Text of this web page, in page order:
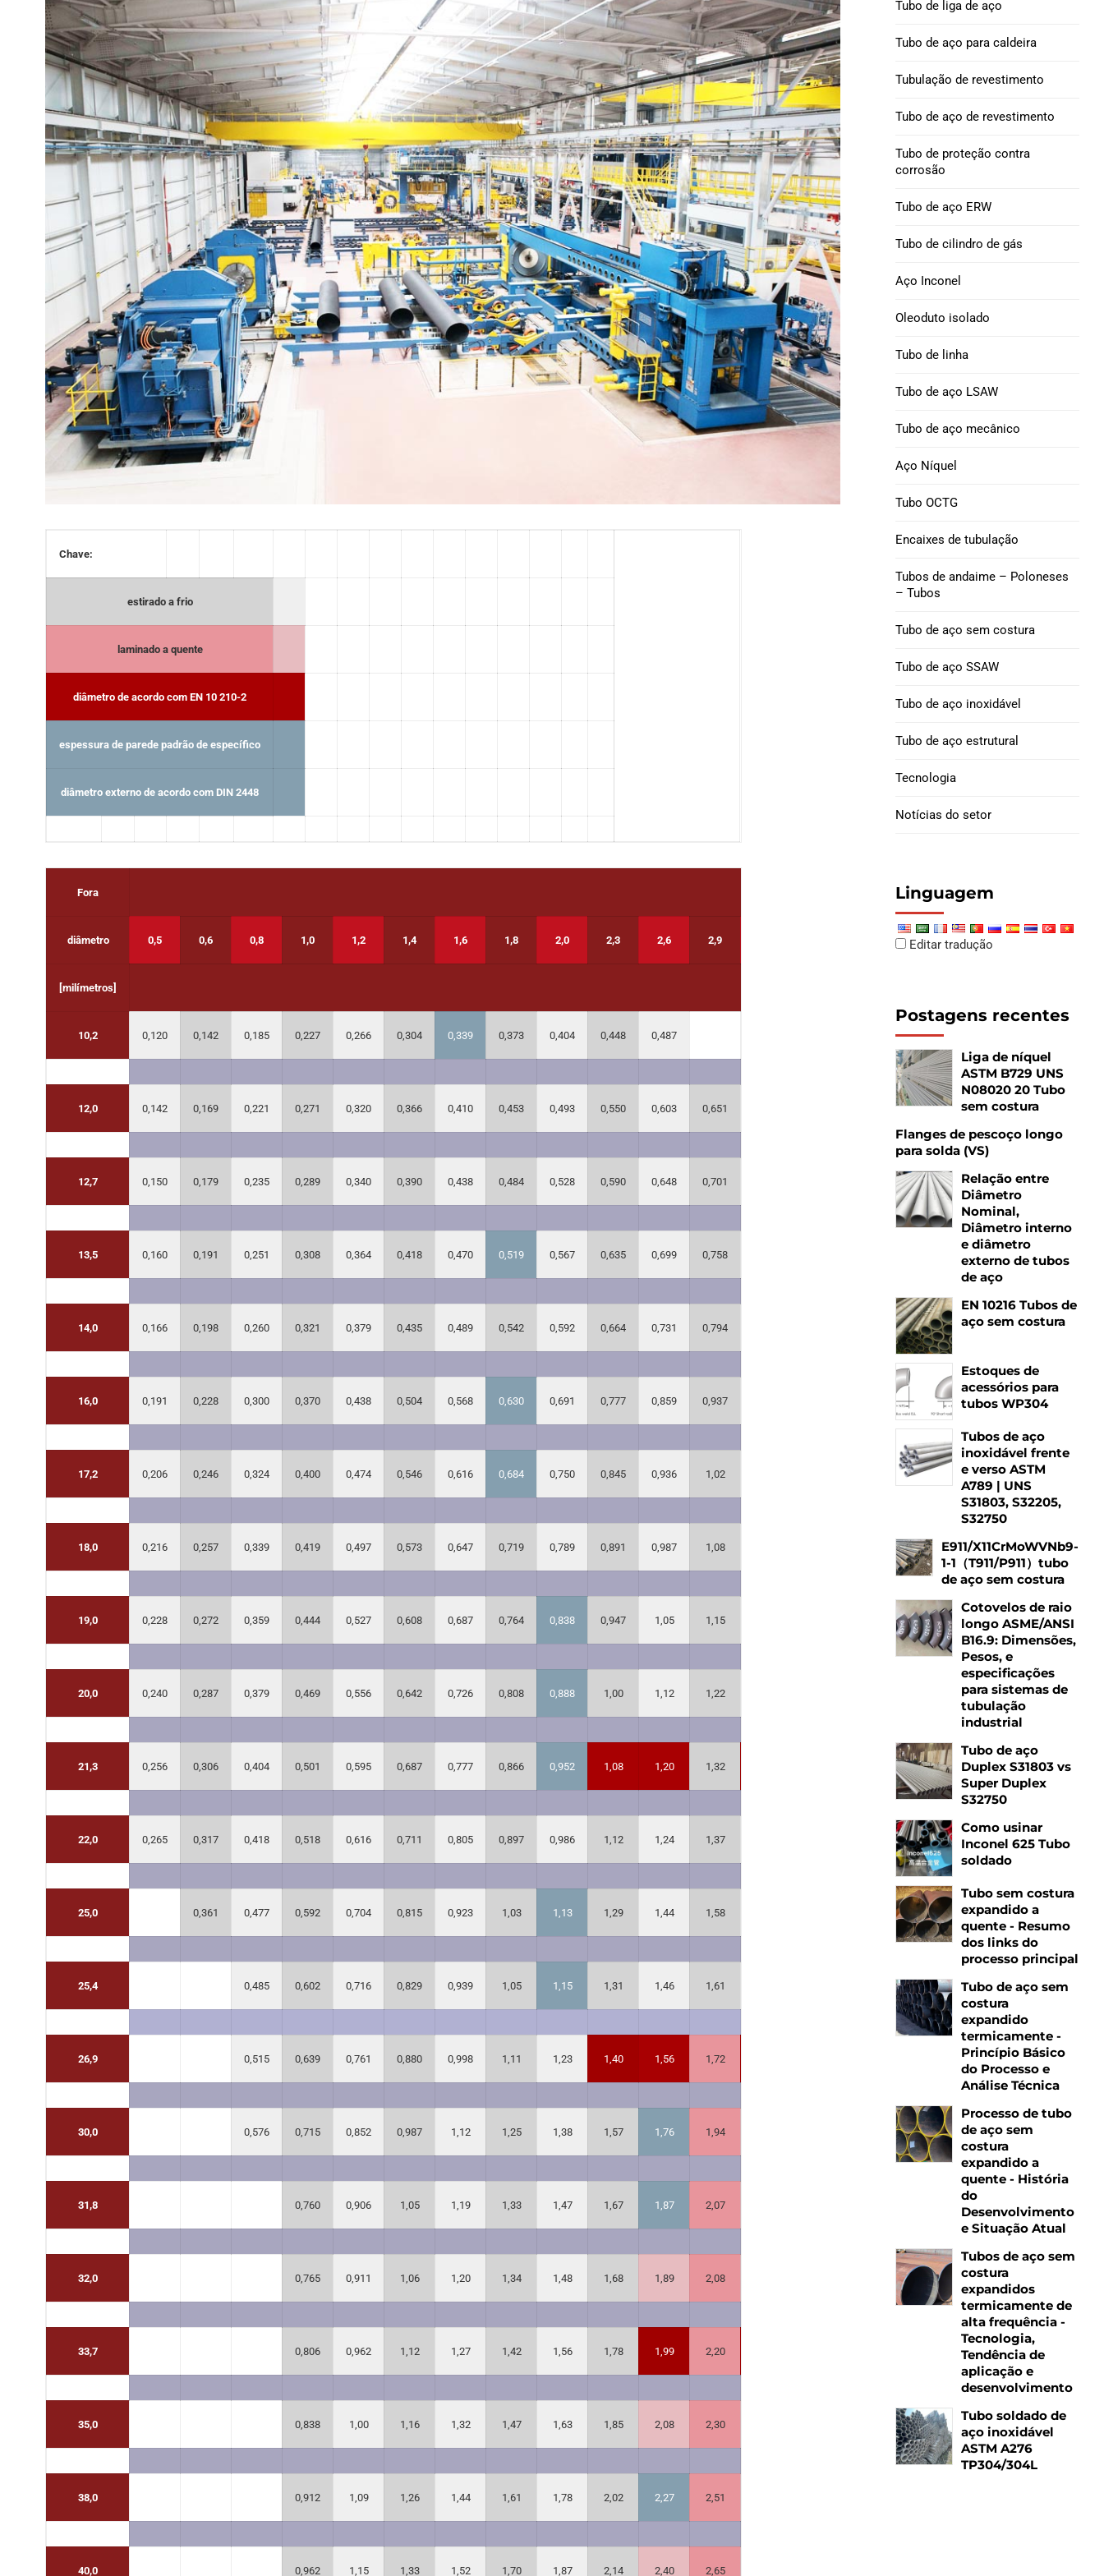
sem costura
Tubos de aço mecânicos
Tubos de cilindro de alta
pressão
Tubo sem costura para
cilindro de gás
Tubo de aço LSAW
Tubo de aço SAWL
Tubos de aço LSAW
Tubo de aço SAWH
Tubo de aço SSAW
Tubo DSAW
Tubo soldado em espiral
Tubo de aço A53 LSAW
Tubo de aço A252
EN 10219 Tubo soldado
2LPE / 2Tubo revestido
de LPP
Tubo de aço
galvanizado
Tubos de revestimento
interno epóxi
Tubo e conexão
revestidos de PTFE
Tubo de aço ASTM A519
Tubo de aço ASTM A213
Tubo de aço de liga
ASTM A369
Tubo de aço de liga
ASTM A250
Tubo de aço de liga
ASTM A556
Tubo de caldeira de aço
A209
Níquel 690 Tubos de
liga de aço
Liga INCONEL 718 tubo
de aço
Liga de níquel 825 Tubo
de aço
Níquel 800, 800H,
800Tubo de liga HT
Tubo de aço da liga HX
Liga de níquel 52 Tubo
de aço
Níquel 200 Tubo de aço
Níquel 201 Tubo de aço
Tubo de perfuração e
Escorregadio & Espiral
Tubo de revestimento
TUBULAÇÃO
Tubulação de
Tubo de revestimento
revestimento P110
Tubo de revestimento
Tubulação de
revestimento C90
Tubulação de
revestimento de
tubulação
Juntas de filhote de
Tubo mecânico sem costura ASTM A519
Excêntrico
Curvatura de tubo : aço carbono, liga
de aço e aço inoxidável
Chave:
estirado a frio
laminado a quente
diâmetro de acordo com EN 10 210-2
espessura de parede padrão de específico
diâmetro externo de acordo com DIN 2448
Fora Espessura da parede [milímetros]
diâmetro 0,5 0,6 0,8 1,0 1,2 1,4 1,6 1,8 2,0 2,3 2,6 2,9 4,5 5,0
[milímetros]
10,2 0,120 0,142 0,185 0,227 0,266 0,304 0,339 0,373 0,404 0,448 0,487
12,0 0,142 0,169 0,221 0,271 0,320 0,366 0,410 0,453 0,493 0,550 0,603 0,651
12,7 0,150 0,179 0,235 0,289 0,340 0,390 0,438 0,484 0,528 0,590 0,648 0,701
13,5 0,160 0,191 0,251 0,308 0,364 0,418 0,470 0,519 0,567 0,635 0,699 0,758
14,0 0,166 0,198 0,260 0,321 0,379 0,435 0,489 0,542 0,592 0,664 0,731 0,794
16,0 0,191 0,228 0,300 0,370 0,438 0,504 0,568 0,630 0,691 0,777 0,859 0,937
17,2 0,206 0,246 0,324 0,400 0,474 0,546 0,616 0,684 0,750 0,845 0,936 1,02 1,41
18,0 0,216 0,257 0,339 0,419 0,497 0,573 0,647 0,719 0,789 0,891 0,987 1,08 1,50
19,0 0,228 0,272 0,359 0,444 0,527 0,608 0,687 0,764 0,838 0,947 1,05 1,15 1,61 1,73
20,0 0,240 0,287 0,379 0,469 0,556 0,642 0,726 0,808 0,888 1,00 1,12 1,22 1,85
21,3 0,256 0,306 0,404 0,501 0,595 0,687 0,777 0,866 0,952 1,08 1,20 1,32 1,86 2,01 2,12
22,0 0,265 0,317 0,418 0,518 0,616 0,711 0,805 0,897 0,986 1,12 1,24 1,37 1,94 2,10 2,21
25,0 0,361 0,477 0,592 0,704 0,815 0,923 1,03 1,13 1,29 1,44 1,58 2,28 2,47 2,61 2,68
25,4 0,485 0,602 0,716 0,829 0,939 1,05 1,15 1,31 1,46 1,61 2,32 2,52 2,66 2,73
26,9 0,515 0,639 0,761 0,880 0,998 1,11 1,23 1,40 1,56 1,72 2,70 2,86 2,94
30,0 0,576 0,715 0,852 0,987 1,12 1,25 1,38 1,57 1,76 1,94 2,83 3,08 3,28
31,8 0,760 0,906 1,05 1,19 1,33 1,47 1,67 1,87 2,07 3,30
32,0 0,765 0,911 1,06 1,20 1,34 1,48 1,68 1,89 2,08 3,05 3,33 3,54
33,7 0,806 0,962 1,12 1,27 1,42 1,56 1,78 1,99 2,20 3,54 3,77 3,88
35,0 0,838 1,00 1,16 1,32 1,47 1,63 1,85 2,08 2,30 3,38 3,70 4,06
38,0 0,912 1,09 1,26 1,44 1,61 1,78 2,02 2,27 2,51
40,0 0,962 1,15 1,33 1,52 1,70 1,87 2,14 2,40 2,65
Tubo de liga de aço
Tubo de aço para caldeira
Tubulação de revestimento
Tubo de aço de revestimento
Tubo de proteção contra
corrosão
Tubo de aço ERW
Tubo de cilindro de gás
Aço Inconel
Oleoduto isolado
Tubo de linha
Tubo de aço LSAW
Tubo de aço mecânico
Aço Níquel
Tubo OCTG
Encaixes de tubulação
Tubos de andaime – Poloneses
– Tubos
Tubo de aço sem costura
Tubo de aço SSAW
Tubo de aço inoxidável
Tubo de aço estrutural
Tecnologia
Notícias do setor
Linguagem
Editar tradução
Postagens recentes
Liga de níquel
ASTM B729 UNS
N08020 20 Tubo
sem costura
Flanges de pescoço longo
para solda (VS)
Relação entre
Diâmetro
Nominal,
Diâmetro interno
e diâmetro
externo de tubos
de aço
EN 10216 Tubos de
aço sem costura
Estoques de
acessórios para
tubos WP304
Tubos de aço
inoxidável frente
e verso ASTM
A789 | UNS
S31803, S32205,
S32750
E911/X11CrMoWVNb9-
1-1（T911/P911）tubo
de aço sem costura
Cotovelos de raio
longo ASME/ANSI
B16.9: Dimensões,
Pesos, e
especificações
para sistemas de
tubulação
industrial
Tubo de aço
Duplex S31803 vs
Super Duplex
S32750
Como usinar
Inconel 625 Tubo
soldado
Tubo sem costura
expandido a
quente - Resumo
dos links do
processo principal
Tubo de aço sem
costura
expandido
termicamente -
Princípio Básico
do Processo e
Análise Técnica
Processo de tubo
de aço sem
costura
expandido a
quente - História
do
Desenvolvimento
e Situação Atual
Tubos de aço sem
costura
expandidos
termicamente de
alta frequência -
Tecnologia,
Tendência de
aplicação e
desenvolvimento
Tubo soldado de
aço inoxidável
ASTM A276
TP304/304L